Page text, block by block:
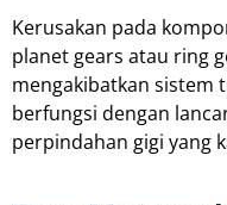
Kerusakan pada
planet gears atau ring
mengakibatkan sistem
berfungsi dengan
perpindahan gigi yang